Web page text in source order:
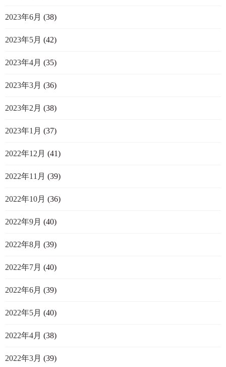
2023年6月 (38)
2023年5月 (42)
2023年4月 (35)
2023年3月 (36)
2023年2月 (38)
2023年1月 (37)
2022年12月 (41)
2022年11月 (39)
2022年10月 (36)
2022年9月 (40)
2022年8月 (39)
2022年7月 (40)
2022年6月 (39)
2022年5月 (40)
2022年4月 (38)
2022年3月 (39)